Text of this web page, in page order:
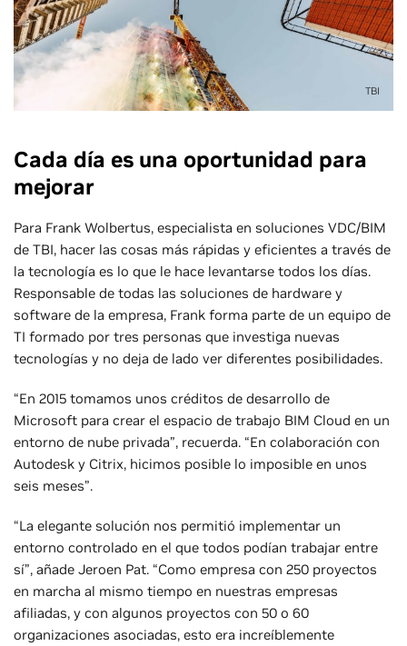
TBI
Cada día es una oportunidad para
mejorar
Para Frank Wolbertus, especialista en soluciones VDC/BIM
de TBI, hacer las cosas más rápidas y eficientes a través de
la tecnología es lo que le hace levantarse todos los días.
Responsable de todas las soluciones de hardware y
software de la empresa, Frank forma parte de un equipo de
TI formado por tres personas que investiga nuevas
tecnologías y no deja de lado ver diferentes posibilidades.
“En 2015 tomamos unos créditos de desarrollo de
Microsoft para crear el espacio de trabajo BIM Cloud en un
entorno de nube privada”, recuerda. “En colaboración con
Autodesk y Citrix, hicimos posible lo imposible en unos
seis meses”.
“La elegante solución nos permitió implementar un
entorno controlado en el que todos podían trabajar entre
sí”, añade Jeroen Pat. “Como empresa con 250 proyectos
en marcha al mismo tiempo en nuestras empresas
afiliadas, y con algunos proyectos con 50 o 60
organizaciones asociadas, esto era increíblemente